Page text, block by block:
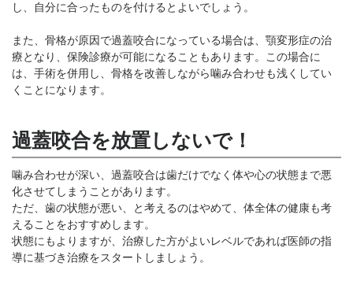
し、自分に合ったものを付けるとよいでしょう。
また、骨格が原因で過蓋咬合になっている場合は、顎変形症の治
療となり、保険診療が可能になることもあります。この場合に
は、手術を併用し、骨格を改善しながら噛み合わせも浅くしてい
くことになります。
過蓋咬合を放置しないで！
噛み合わせが深い、過蓋咬合は歯だけでなく体や心の状態まで悪
化させてしまうことがあります。
ただ、歯の状態が悪い、と考えるのはやめて、体全体の健康も考
えることをおすすめします。
状態にもよりますが、治療した方がよいレベルであれば医師の指
導に基づき治療をスタートしましょう。